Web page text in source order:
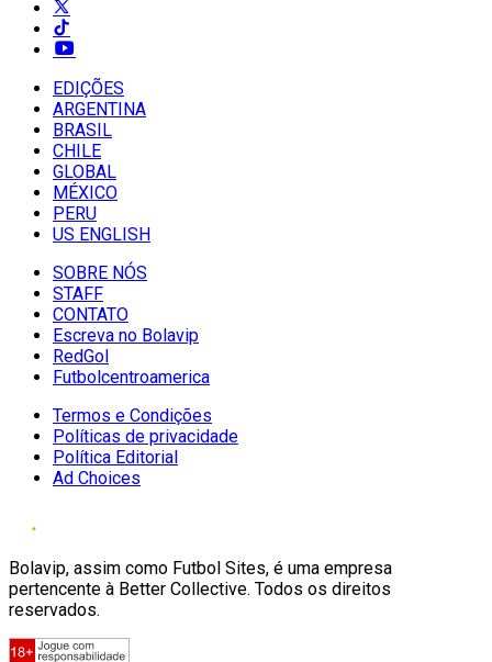
EDIÇÕES
ARGENTINA
BRASIL
CHILE
GLOBAL
MÉXICO
PERU
US ENGLISH
SOBRE NÓS
STAFF
CONTATO
Escreva no Bolavip
RedGol
Futbolcentroamerica
Termos e Condições
Políticas de privacidade
Política Editorial
Ad Choices
Bolavip, assim como Futbol Sites, é uma empresa
pertencente à Better Collective. Todos os direitos
reservados.